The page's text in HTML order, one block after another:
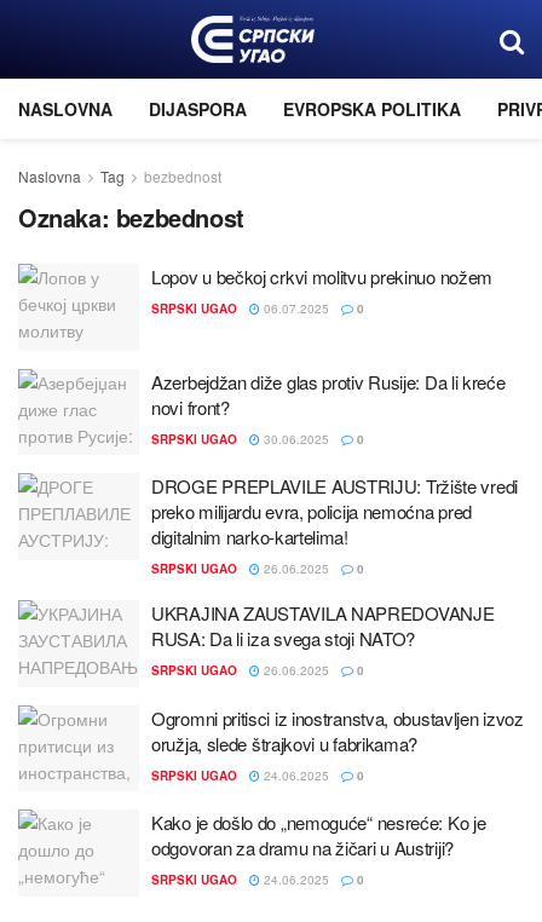
NASLOVNA DIJASPORA EVROPSKA POLITIKA
Naslovna Tag bezbednost
Oznaka: bezbednost
Lopov u bečkoј crkvi molitvu prekinuo nožem
SRPSKI UGAO 06.07.2025 0
Azerbeјdžan diže glas protiv Rusiјe: Da li kreće
novi front?
SRPSKI UGAO 30.06.2025 0
DROGE PREPLAVILE AUSTRIЈU: Tržište vredi
preko miliјardu evra, policiјa nemoćna pred
digitalnim narko-kartelima!
SRPSKI UGAO 26.06.2025 0
UKRAЈINA ZAUSTAVILA NAPREDOVANJE
RUSA: Da li iza svega stoјi NATO?
SRPSKI UGAO 26.06.2025 0
Ogromni pritisci iz inostranstva, obustavljen izvoz
oružјa, slede štraјkovi u fabrikama?
SRPSKI UGAO 24.06.2025 0
Kako јe došlo do „nemoguće“ nesreće: Ko јe
odgovoran za dramu na žičari u Austriјi?
SRPSKI UGAO 24.06.2025 0